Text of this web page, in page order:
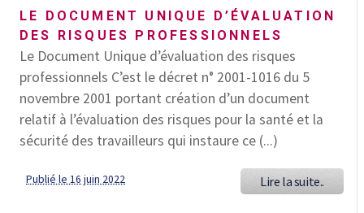
LE DOCUMENT UNIQUE D’ÉVALUATION
DES RISQUES PROFESSIONNELS
Le Document Unique d’évaluation des risques
professionnels C’est le décret n° 2001-1016 du 5
novembre 2001 portant création d’un document
relatif à l’évaluation des risques pour la santé et la
sécurité des travailleurs qui instaure ce (...)
Publié le 16 juin 2022 Lire la suite..